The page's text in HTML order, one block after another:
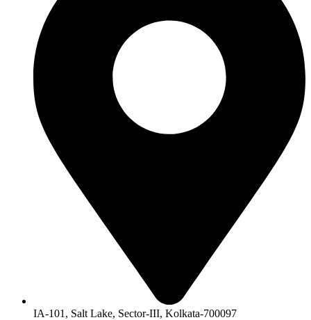
IA-101, Salt Lake, Sector-III, Kolkata-700097